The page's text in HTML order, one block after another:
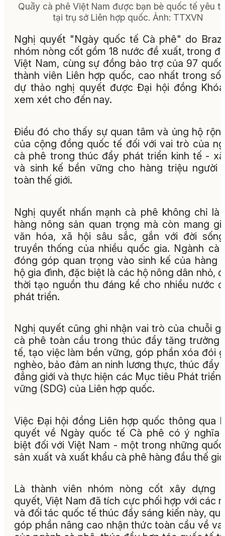
Quầy cà phê Việt Nam được bạn bè quốc tế yêu
tại trụ sở Liên hợp quốc. Ảnh: TTXVN
Nghị quyết "Ngày quốc tế Cà phê" do
nhóm nòng cốt gồm 18 nước đề xuất, trong
Việt Nam, cùng sự đồng bảo trợ của 97
thành viên Liên hợp quốc, cao nhất trong số
dự thảo nghị quyết được Đại hội đồng
xem xét cho đến nay.
Điều đó cho thấy sự quan tâm và ủng hộ
của cộng đồng quốc tế đối với vai trò của
cà phê trong thúc đẩy phát triển kinh tế -
và sinh kế bền vững cho hàng triệu người
toàn thế giới.
Nghị quyết nhấn mạnh cà phê không chỉ là
hàng nông sản quan trọng mà còn mang
văn hóa, xã hội sâu sắc, gắn với đời
truyền thống của nhiều quốc gia. Ngành cà
đóng góp quan trọng vào sinh kế của hàng
hộ gia đình, đặc biệt là các hộ nông dân nhỏ,
thời tạo nguồn thu đáng kể cho nhiều nước
phát triển.
Nghị quyết cũng ghi nhận vai trò của chuỗi
cà phê toàn cầu trong thúc đẩy tăng trưởng
tế, tạo việc làm bền vững, góp phần xóa đói
nghèo, bảo đảm an ninh lương thực, thúc đẩy
đẳng giới và thực hiện các Mục tiêu Phát triển
vững (SDG) của Liên hợp quốc.
Việc Đại hội đồng Liên hợp quốc thông qua
quyết về Ngày quốc tế Cà phê có ý nghĩa
biệt đối với Việt Nam - một trong những
sản xuất và xuất khẩu cà phê hàng đầu thế
Là thành viên nhóm nòng cốt xây dựng
quyết, Việt Nam đã tích cực phối hợp với các
và đối tác quốc tế thúc đẩy sáng kiến này,
góp phần nâng cao nhận thức toàn cầu về